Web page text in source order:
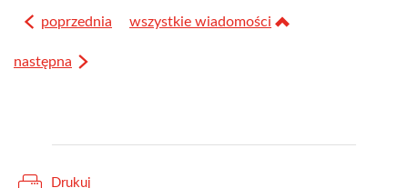
poprzednia wszystkie wiadomości
następna
Drukuj